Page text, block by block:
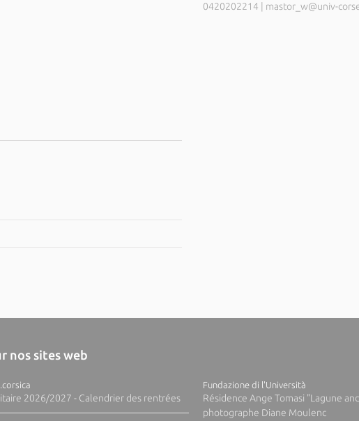
0420202214
mastor_w@univ-
nos sites web
2026/2027 - Calendrier des rentrées
Fundazione di l'Università
Résidence Ange Tomasi "Lagune
photographe Diane Moulenc